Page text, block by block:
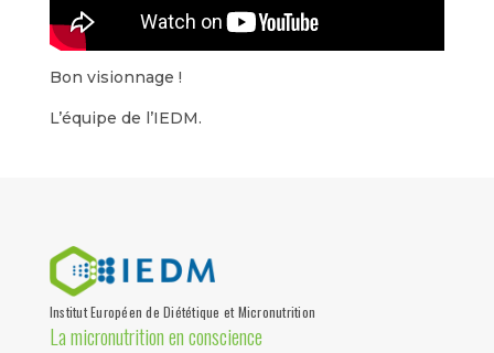
Bon visionnage !
L’équipe de l’IEDM.
Institut Européen de Diététique et Micronutrition
La micronutrition en conscience